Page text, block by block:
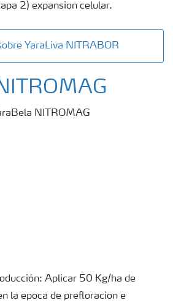
2) expansion celular.
YaraLiva NITRABOR
Aplicar 50 Kg/ha de
la epoca de prefloracion e